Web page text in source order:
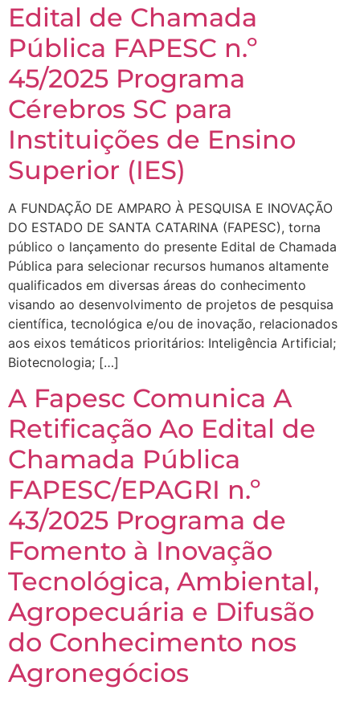
Edital de Chamada
Pública FAPESC n.º
45/2025 Programa
Cérebros SC para
Instituições de Ensino
Superior (IES)
A FUNDAÇÃO DE AMPARO À PESQUISA E INOVAÇÃO
DO ESTADO DE SANTA CATARINA (FAPESC), torna
público o lançamento do presente Edital de Chamada
Pública para selecionar recursos humanos altamente
qualificados em diversas áreas do conhecimento
visando ao desenvolvimento de projetos de pesquisa
científica, tecnológica e/ou de inovação, relacionados
aos eixos temáticos prioritários: Inteligência Artificial;
Biotecnologia; […]
A Fapesc Comunica A
Retificação Ao Edital de
Chamada Pública
FAPESC/EPAGRI n.º
43/2025 Programa de
Fomento à Inovação
Tecnológica, Ambiental,
Agropecuária e Difusão
do Conhecimento nos
Agronegócios